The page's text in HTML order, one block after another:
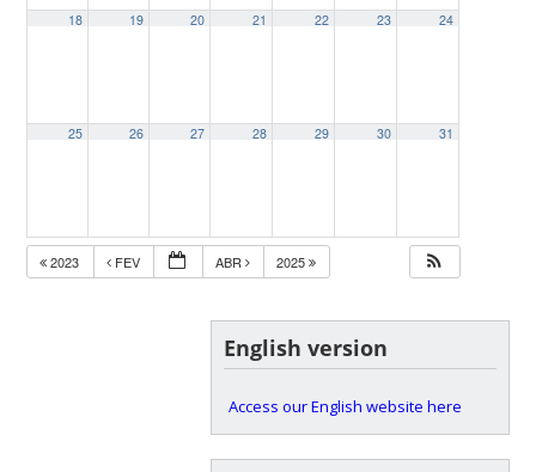
18 19 20 21 22 23 24
25 26 27 28 29 30 31
2023 FEV ABR 2025
English version
Access our English website here